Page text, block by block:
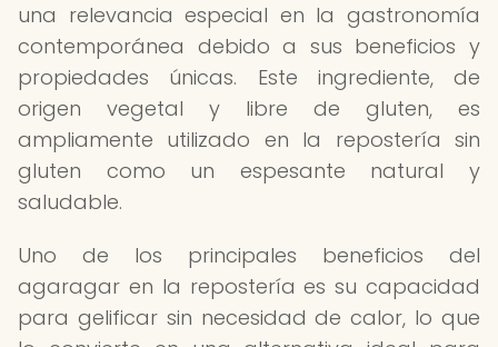
una relevancia especial en la gastronomía
contemporánea debido a sus beneficios y
propiedades únicas. Este ingrediente, de
origen vegetal y libre de gluten, es
ampliamente utilizado en la repostería sin
gluten como un espesante natural y
saludable.
Uno de los principales beneficios del
agaragar en la repostería es su capacidad
para gelificar sin necesidad de calor, lo que